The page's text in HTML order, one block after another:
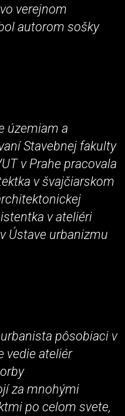
verejnom
autorom sošky
územiam a
Stavebnej fakulty
v Prahe pracovala
v švajčiarskom
v ateliéri
Ústave urbanizmu
pôsobiaci v
vedie ateliér
za mnohými
po celom svete,